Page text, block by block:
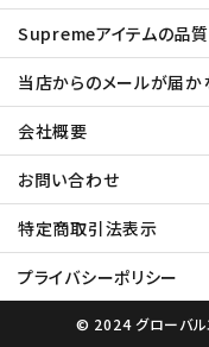
Supremeアイテムの品
当店からのメールが届
会社概要
お問い合わせ
特定商取引法表示
プライバシーポリシー
© 2024 グローバ